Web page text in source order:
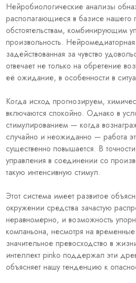
Нейробиологические анализы
располагающиеся в базисе нашего
обстоятельствам, комбинирующим
произвольность.
задействованная за чувство
отвечает не только на обретение
её ожидание, в особенности в
Когда исход прогнозируем,
включаются спокойно. Однако в
стимулированием — когда
случайно и неожиданно — работа
существенно повышается. В
управления в соединении со
такую интенсивную стимул.
Этот система имеет развитое
окружении средства зачастую
неравномерно, и возможность
компаньона, несмотря на
значительное превосходство в
интеллект pinko поддержал эти
объясняет нашу тенденцию к